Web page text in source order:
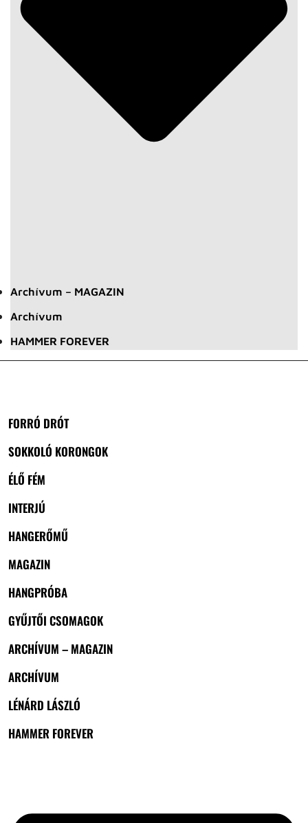
Archívum – MAGAZIN
Archívum
HAMMER FOREVER
FORRÓ DRÓT
SOKKOLÓ KORONGOK
ÉLŐ FÉM
INTERJÚ
HANGERŐMŰ
MAGAZIN
HANGPRÓBA
GYŰJTŐI CSOMAGOK
ARCHÍVUM – MAGAZIN
ARCHÍVUM
LÉNÁRD LÁSZLÓ
HAMMER FOREVER